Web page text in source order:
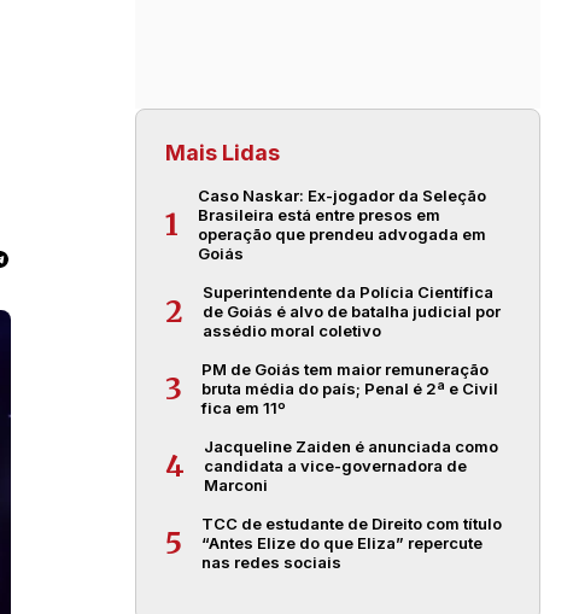
Mais Lidas
1
Caso Naskar: Ex-jogador da Seleção
Brasileira está entre presos em
operação que prendeu advogada em
Goiás
2
Superintendente da Polícia Científica
de Goiás é alvo de batalha judicial por
assédio moral coletivo
3
PM de Goiás tem maior remuneração
bruta média do país; Penal é 2ª e Civil
fica em 11º
4
Jacqueline Zaiden é anunciada como
candidata a vice-governadora de
Marconi
5
TCC de estudante de Direito com título
“Antes Elize do que Eliza” repercute
nas redes sociais